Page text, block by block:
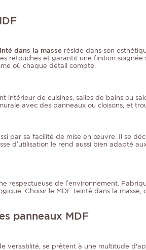
dans la masseréside dans son
retouches et garantit une finition
où chaque détail compte.
intérieur de cuisines, salles de bains ou
avec des panneaux ou cloisons, et
par sa facilité de mise en œuvre. Il se
d’utilisation le rend aussi bien adapté
respectueuse de l’environnement.
Choisir le MDF teinté dans la
panneaux MDF
versatilité, se prêtent à une multitude